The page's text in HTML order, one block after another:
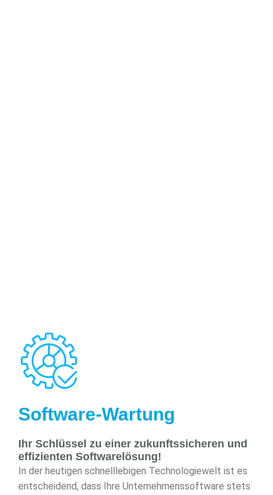
Software-Wartung
Ihr Schlüssel zu einer zukunftssicheren und
effizienten Softwarelösung!
In der heutigen schnelllebigen Technologiewelt ist es
entscheidend, dass Ihre Unternehmenssoftware stets